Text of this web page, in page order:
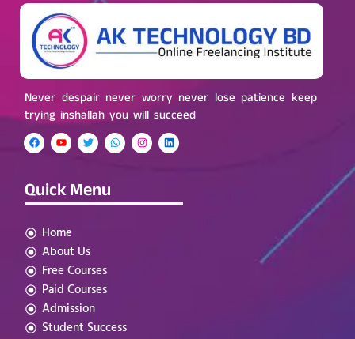
Never despair never worry never lose patience keep
trying inshallah you will succeed
Quick Menu
Home
About Us
Free Courses
Paid Courses
Admission
Student Success